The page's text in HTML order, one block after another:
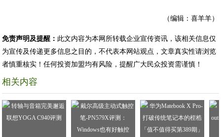
（编辑：喜羊羊）
免责声明及提醒： 此文内容为本网所转载企业宣传资讯，该相关信息仅
为宣传及传递更多信息之目的，不代表本网站观点，文章真实性请浏览
者慎重核实！任何投资加盟均有风险，提醒广大民众投资需谨慎！
相关内容